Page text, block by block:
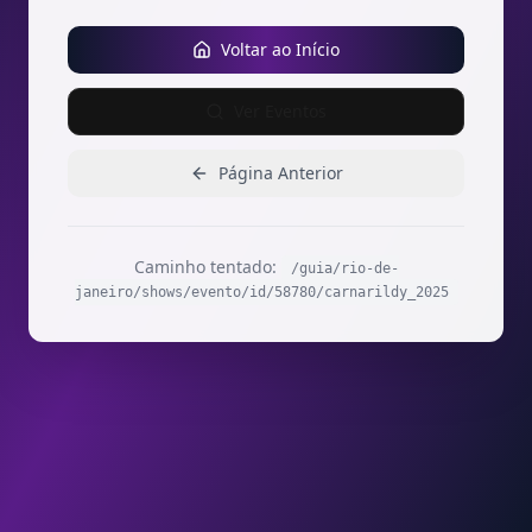
Voltar ao Início
Página Anterior
Caminho tentado:
/guia/rio-de-
janeiro/shows/evento/id/58780/carnarildy_2025